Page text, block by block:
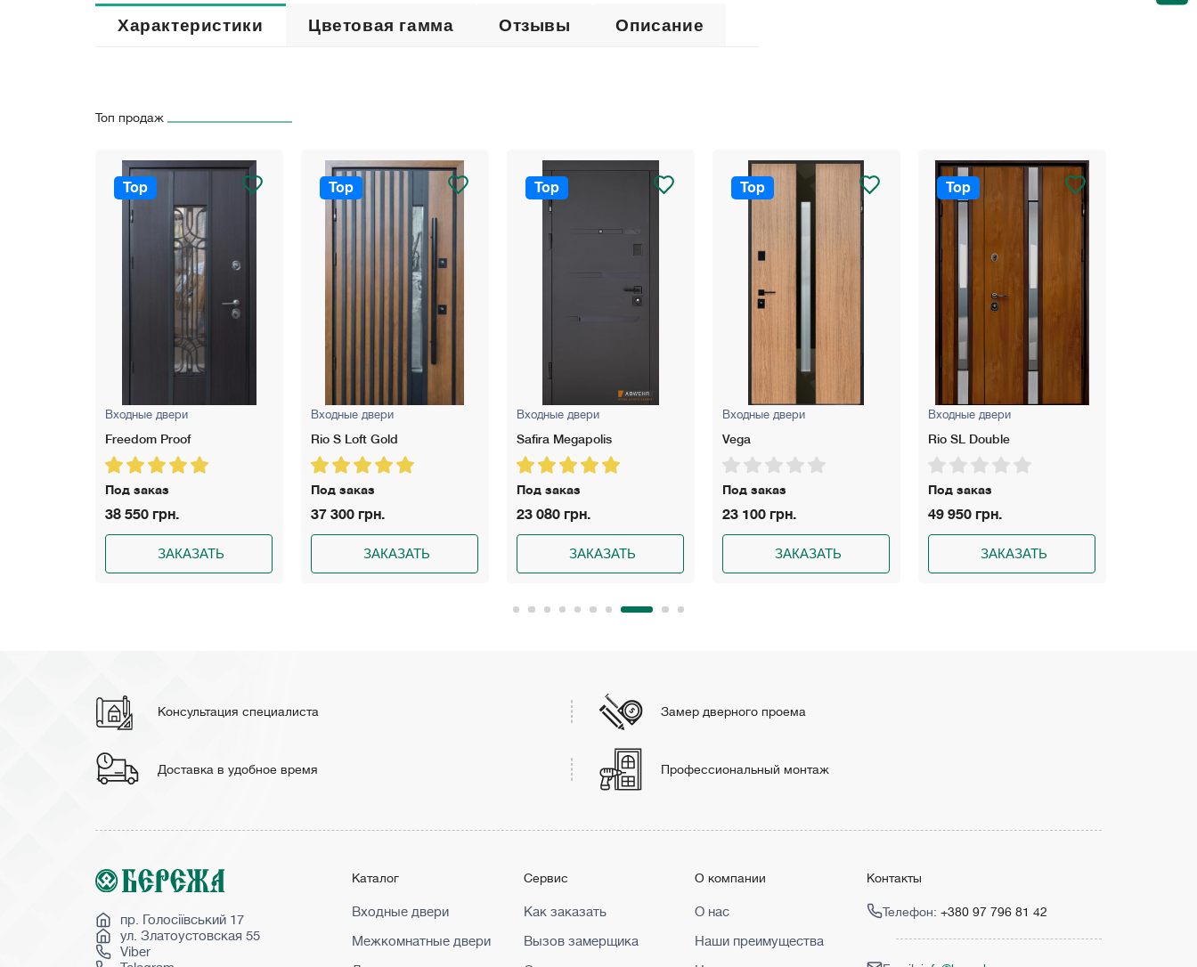
Характеристики Цветовая гамма Отзывы Описание
Топ продаж
Top
Входные двери
Freedom Proof
Под заказ
38 550 грн.
ЗАКАЗАТЬ
Top
Входные двери
Rio S Loft Gold
Под заказ
37 300 грн.
ЗАКАЗАТЬ
Top
Входные двери
Safira Megapolis
Под заказ
23 080 грн.
ЗАКАЗАТЬ
Top
Входные двери
Vega
Под заказ
23 100 грн.
ЗАКАЗАТЬ
Top
Входные двери
Rio SL Double
Под заказ
49 950 грн.
ЗАКАЗАТЬ
Консультация специалиста Замер дверного проема
Доставка в удобное время Профессиональный монтаж
пр. Голосіївський 17
ул. Златоустовская 55
Viber
Каталог
Входные двери
Межкомнатные двери
Сервис
Как заказать
Вызов замерщика
О компании
О нас
Наши преимущества
Контакты
Телефон: +380 97 796 81 42